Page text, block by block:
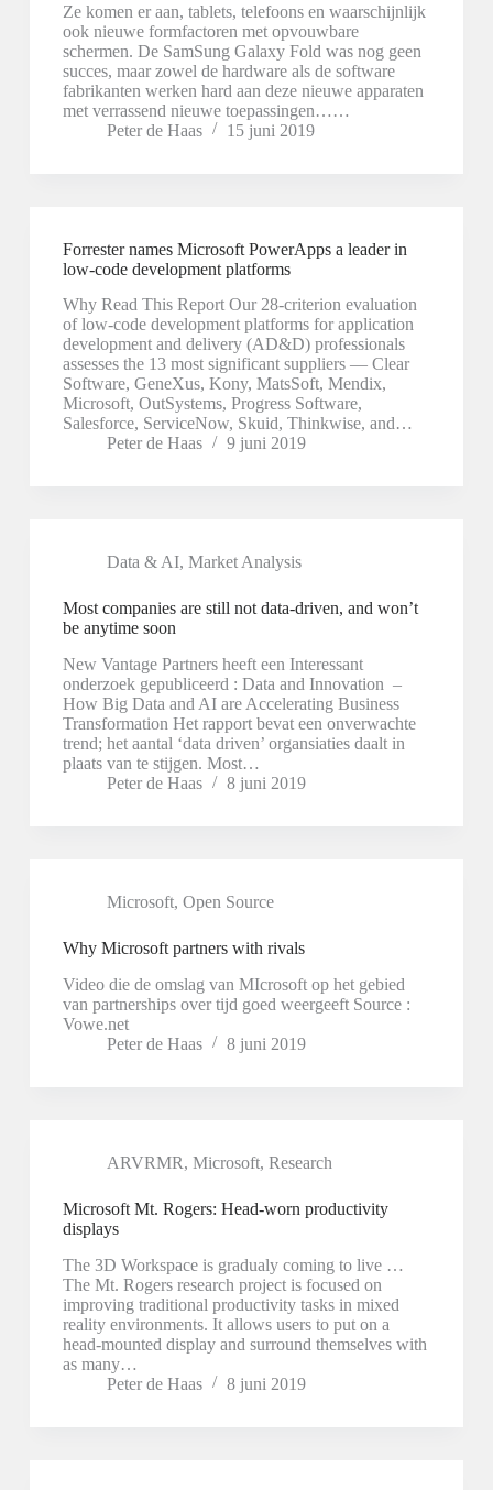
Ze komen er aan, tablets, telefoons en waarschijnlijk
ook nieuwe formfactoren met opvouwbare
schermen. De SamSung Galaxy Fold was nog geen
succes, maar zowel de hardware als de software
fabrikanten werken hard aan deze nieuwe apparaten
met verrassend nieuwe toepassingen……
Peter de Haas
15 juni 2019
Forrester names Microsoft PowerApps a leader in
low-code development platforms
Why Read This Report Our 28-criterion evaluation
of low-code development platforms for application
development and delivery (AD&D) professionals
assesses the 13 most significant suppliers — Clear
Software, GeneXus, Kony, MatsSoft, Mendix,
Microsoft, OutSystems, Progress Software,
Salesforce, ServiceNow, Skuid, Thinkwise, and…
Peter de Haas
9 juni 2019
Data & AI, Market Analysis
Most companies are still not data-driven, and won’t
be anytime soon
New Vantage Partners heeft een Interessant
onderzoek gepubliceerd : Data and Innovation –
How Big Data and AI are Accelerating Business
Transformation Het rapport bevat een onverwachte
trend; het aantal ‘data driven’ organsiaties daalt in
plaats van te stijgen. Most…
Peter de Haas
8 juni 2019
Microsoft, Open Source
Why Microsoft partners with rivals
Video die de omslag van MIcrosoft op het gebied
van partnerships over tijd goed weergeeft Source :
Vowe.net
Peter de Haas
8 juni 2019
ARVRMR, Microsoft, Research
Microsoft Mt. Rogers: Head-worn productivity
displays
The 3D Workspace is gradualy coming to live …
The Mt. Rogers research project is focused on
improving traditional productivity tasks in mixed
reality environments. It allows users to put on a
head-mounted display and surround themselves with
as many…
Peter de Haas
8 juni 2019